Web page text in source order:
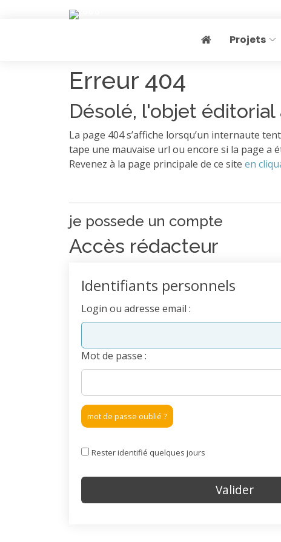
Page home
Projets
Erreur 404
Désolé, l'objet éditorial
La page 404 s’affiche lorsqu’un internaute
tape une mauvaise url ou encore si la page a
Revenez à la page principale de ce site en
je possede un compte
Accès rédacteur
Identifiants personnels
Login ou adresse email :
Mot de passe :
mot de passe oublié ?
Rester identifié quelques jours